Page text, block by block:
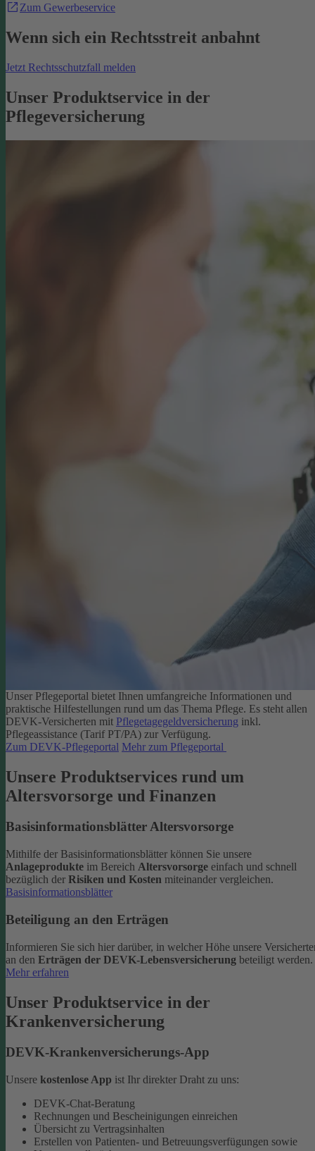
Zum Gewerbeservice
Wenn sich ein Rechtsstreit anbahnt
Jetzt Rechtsschutzfall melden
Unser Produktservice in der
Pflegeversicherung
Unser Pflegeportal bietet Ihnen umfangreiche Informationen und
praktische Hilfestellungen rund um das Thema Pflege. Es steht allen
DEVK-Versicherten mit Pflegetagegeldversicherung inkl.
Pflegeassistance (Tarif PT/PA) zur Verfügung.
Zum DEVK-Pflegeportal Mehr zum Pflegeportal
Unsere Produktservices rund um
Altersvorsorge und Finanzen
Basisinformationsblätter Altersvorsorge
Mithilfe der Basisinformationsblätter können Sie unsere
Anlageprodukte im Bereich Altersvorsorge einfach und schnell
bezüglich der Risiken und Kosten miteinander vergleichen.
Basisinformationsblätter
Beteiligung an den Erträgen
Informieren Sie sich hier darüber, in welcher Höhe unsere
an den Erträgen der DEVK-Lebensversicherung beteiligt werden.
Mehr erfahren
Unser Produktservice in der
Krankenversicherung
DEVK-Krankenversicherungs-App
Unsere kostenlose App ist Ihr direkter Draht zu uns:
DEVK-Chat-Beratung
Rechnungen und Bescheinigungen einreichen
Übersicht zu Vertragsinhalten
Erstellen von Patienten- und Betreuungsverfügungen sowie